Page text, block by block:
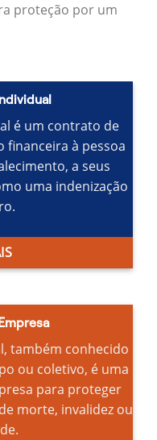
proteção por um
é um contrato de
financeira à pessoa
a seus
uma indenização
também conhecido
ou coletivo, é uma
para proteger
morte, invalidez ou